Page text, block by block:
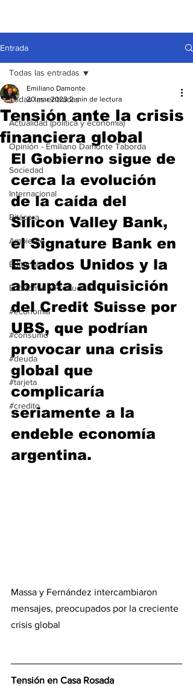
Entrada
Todas las entradas
Actualidad (política y economía)
Opinión - Emiliano Damonte Taborda
Sociedad
Internacional
Bitácora
Ambiente
Editorial
Economía y Producción
#economia
#consumo
#deuda
#tarjeta
#credito
Todas las entradas
Tensión ante la crisis
financiera global
Emiliano Damonte
20 mar 2023 2 min de lectura
El Gobierno sigue de
cerca la evolución
de la caída del
Silicon Valley Bank,
el Signature Bank en
Estados Unidos y la
abrupta adquisición
del Credit Suisse por
UBS, que podrían
provocar una crisis
global que
complicaría
seriamente a la
endeble economía
argentina.
Massa y Fernández intercambiaron
mensajes, preocupados por la creciente
crisis global
Tensión en Casa Rosada